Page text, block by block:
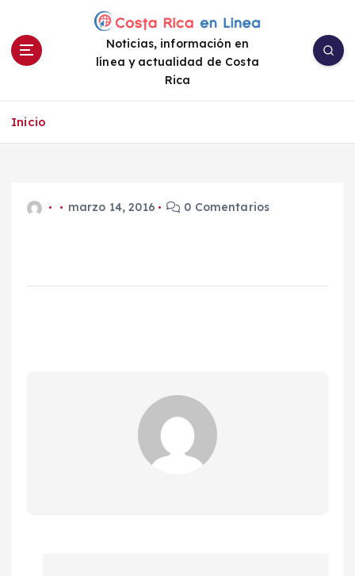
Noticias, información en
línea y actualidad de Costa
Rica
Inicio
marzo 14, 2016 0 Comentarios